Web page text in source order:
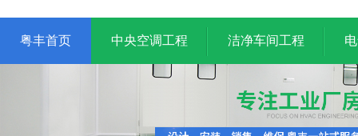
粤丰首页 中央空调工程 洁净车间工程